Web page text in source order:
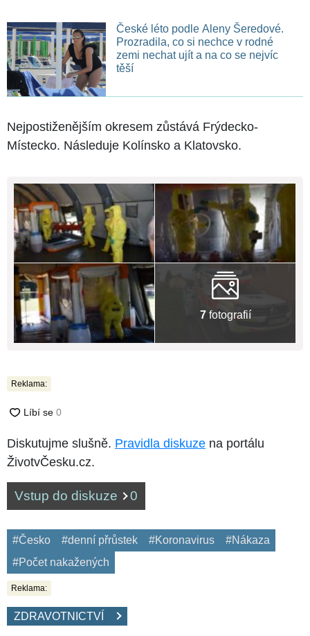
České léto podle Aleny Šeredové.
Prozradila, co si nechce v rodné
zemi nechat ujít a na co se nejvíc
těší
Nejpostiženějším okresem zůstává Frýdecko-
Místecko. Následuje Kolínsko a Klatovsko.
7fotografií
Reklama:
Diskutujme slušně. Pravidla diskuze na portálu
ŽivotvČesku.cz.
Vstup do diskuze 0
#Česko #denní přrůstek #Koronavirus
#Nákaza
#Počet nakažených
Reklama:
ZDRAVOTNICTVÍ